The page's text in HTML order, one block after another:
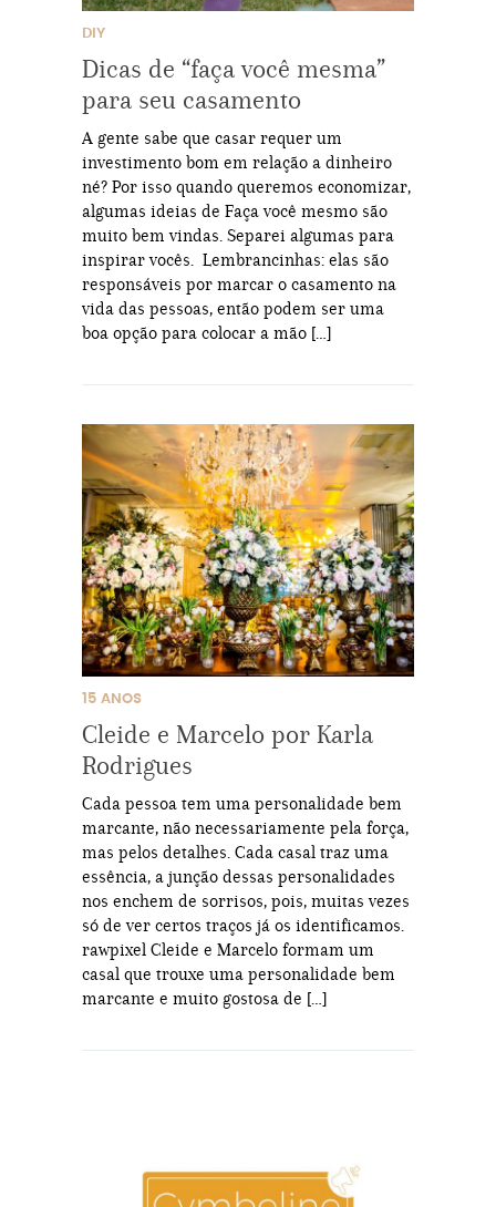
DIY
Dicas de “faça você mesma”
para seu casamento
A gente sabe que casar requer um
investimento bom em relação a dinheiro
né? Por isso quando queremos economizar,
algumas ideias de Faça você mesmo são
muito bem vindas. Separei algumas para
inspirar vocês. Lembrancinhas: elas são
responsáveis por marcar o casamento na
vida das pessoas, então podem ser uma
boa opção para colocar a mão […]
15 ANOS
Cleide e Marcelo por Karla
Rodrigues
Cada pessoa tem uma personalidade bem
marcante, não necessariamente pela força,
mas pelos detalhes. Cada casal traz uma
essência, a junção dessas personalidades
nos enchem de sorrisos, pois, muitas vezes
só de ver certos traços já os identificamos.
rawpixel Cleide e Marcelo formam um
casal que trouxe uma personalidade bem
marcante e muito gostosa de […]